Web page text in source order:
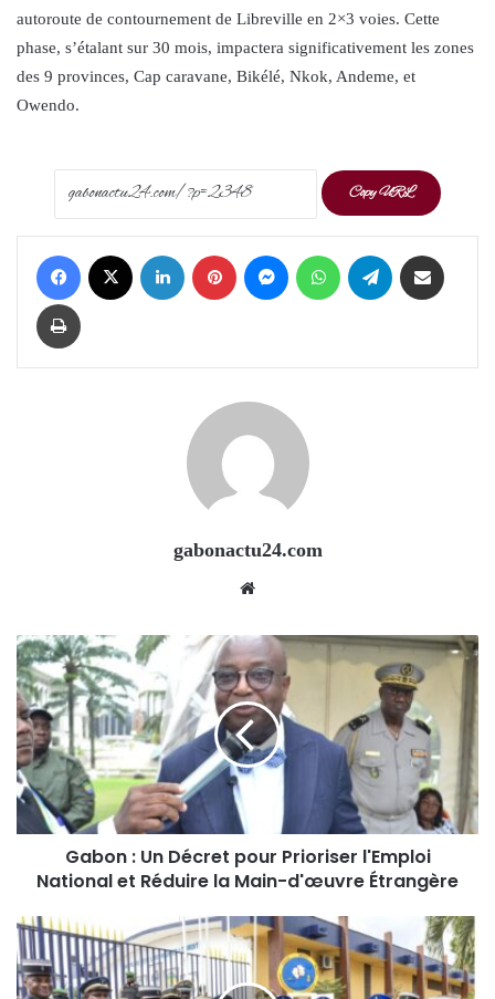
autoroute de contournement de Libreville en 2×3 voies. Cette
phase, s’étalant sur 30 mois, impactera significativement les zones
des 9 provinces, Cap caravane, Bikélé, Nkok, Andeme, et
Owendo.
Copy URL
Facebook LinkedIn Pinterest Messenger WhatsApp Telegram
Print
gabonactu24.com
Gabon : Un Décret pour Prioriser l'Emploi
National et Réduire la Main-d'œuvre Étrangère